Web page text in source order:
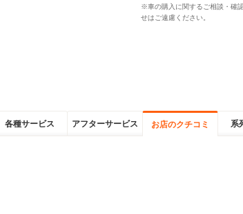
※車の購入に関するご相談・確
せはご遠慮ください。
各種サービス アフターサービス お店のクチコミ 系